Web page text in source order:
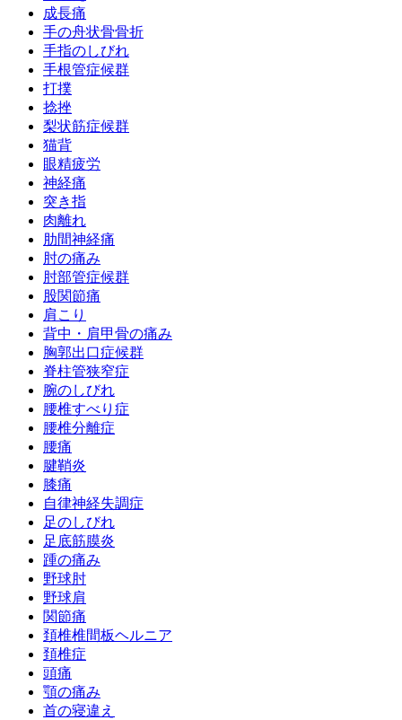
成長痛
手の舟状骨骨折
手指のしびれ
手根管症候群
打撲
捻挫
梨状筋症候群
猫背
眼精疲労
神経痛
突き指
肉離れ
肋間神経痛
肘の痛み
肘部管症候群
股関節痛
肩こり
背中・肩甲骨の痛み
胸郭出口症候群
脊柱管狭窄症
腕のしびれ
腰椎すべり症
腰椎分離症
腰痛
腱鞘炎
膝痛
自律神経失調症
足のしびれ
足底筋膜炎
踵の痛み
野球肘
野球肩
関節痛
頚椎椎間板ヘルニア
頚椎症
頭痛
顎の痛み
首の寝違え